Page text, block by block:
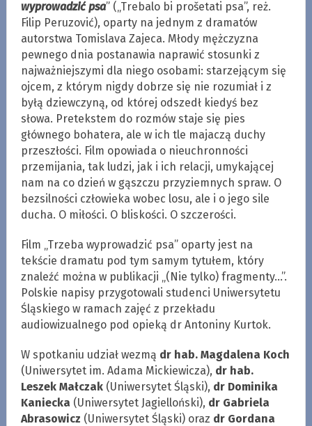
wyprowadzić psa” („Trebalo bi prošetati psa”, reż.
Filip Peruzović), oparty na jednym z dramatów
autorstwa Tomislava Zajeca. Młody mężczyzna
pewnego dnia postanawia naprawić stosunki z
najważniejszymi dla niego osobami: starzejącym się
ojcem, z którym nigdy dobrze się nie rozumiał i z
byłą dziewczyną, od której odszedł kiedyś bez
słowa. Pretekstem do rozmów staje się pies
głównego bohatera, ale w ich tle majaczą duchy
przeszłości. Film opowiada o nieuchronności
przemijania, tak ludzi, jak i ich relacji, umykającej
nam na co dzień w gąszczu przyziemnych spraw. O
bezsilności człowieka wobec losu, ale i o jego sile
ducha. O miłości. O bliskości. O szczerości.
Film „Trzeba wyprowadzić psa” oparty jest na
tekście dramatu pod tym samym tytułem, który
znaleźć można w publikacji „(Nie tylko) fragmenty…”.
Polskie napisy przygotowali studenci Uniwersytetu
Śląskiego w ramach zajęć z przekładu
audiowizualnego pod opieką dr Antoniny Kurtok.
W spotkaniu udział wezmą dr hab. Magdalena Koch
(Uniwersytet im. Adama Mickiewicza), dr hab.
Leszek Małczak(Uniwersytet Śląski), dr Dominika
Kaniecka (Uniwersytet Jagielloński), dr Gabriela
Abrasowicz (Uniwersytet Śląski) oraz dr Gordana